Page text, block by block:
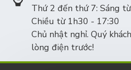
Thứ 2 đến thứ 7: Sáng
Chiều từ 1h30 - 17:30
Chủ nhật nghỉ. Quý
lòng điện trước!